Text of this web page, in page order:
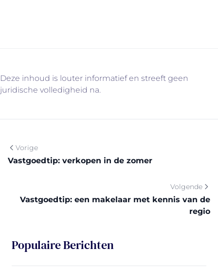
Deze inhoud is louter informatief en streeft geen
juridische volledigheid na.
Vorige
Vastgoedtip: verkopen in de zomer
Volgende
Vastgoedtip: een makelaar met kennis van de
regio
Populaire Berichten